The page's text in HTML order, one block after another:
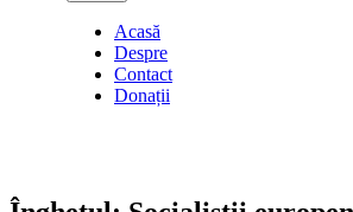
Acasă
Despre
Contact
Donații